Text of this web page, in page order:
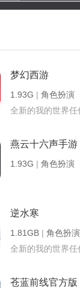
梦幻西游
1.93G | 角色扮演
全新的我的世界任
燕云十六声手游
1.93G | 角色扮演
逆水寒
1.81GB | 角色扮演
全新的我的世界任
苍蓝前线官方版